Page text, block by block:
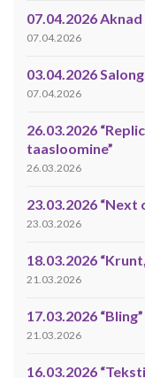
07.04.2026
07.04.2026
03.04.2026
07.04.2026
26.03.2026
taasloomine”
26.03.2026
23.03.2026 “Next
23.03.2026
18.03.2026
21.03.2026
17.03.2026 “Bling”
21.03.2026
16.03.2026